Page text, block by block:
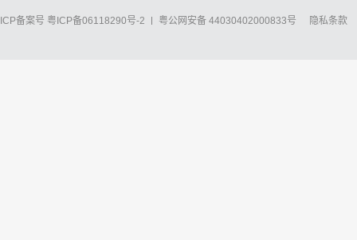
ICP备案号 粤ICP备06118290号-2 粤公网安备 44030402000833号 隐私条款